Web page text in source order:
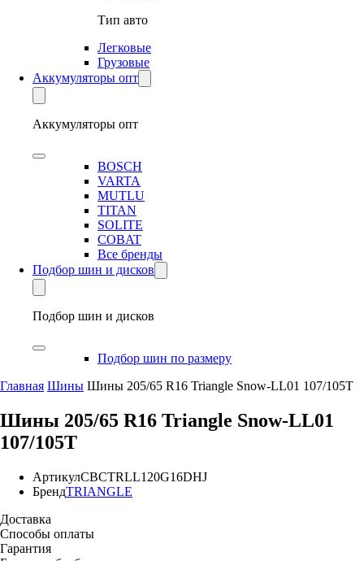
Тип авто
Легковые
Грузовые
Аккумуляторы опт
Аккумуляторы опт
BOSCH
VARTA
MUTLU
TITAN
SOLITE
COBAT
Все бренды
Подбор шин и дисков
Подбор шин и дисков
Подбор шин по размеру
Главная Шины Шины 205/65 R16 Triangle Snow-LL01 107/105T
Шины 205/65 R16 Triangle Snow-LL01
107/105T
АртикулCBCTRLL120G16DHJ
БрендTRIANGLE
Доставка
Способы оплаты
Гарантия